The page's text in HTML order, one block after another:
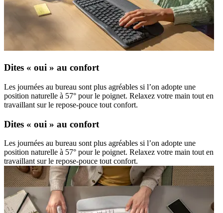
Dites « oui » au confort
Les journées au bureau sont plus agréables si l’on adopte une
position naturelle à 57° pour le poignet. Relaxez votre main tout en
travaillant sur le repose-pouce tout confort.
Dites « oui » au confort
Les journées au bureau sont plus agréables si l’on adopte une
position naturelle à 57° pour le poignet. Relaxez votre main tout en
travaillant sur le repose-pouce tout confort.